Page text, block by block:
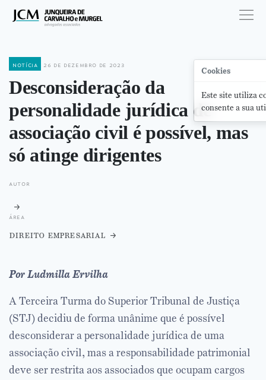
notícia 26 de dezembro de 2023
Desconsideração da
personalidade jurídica de
associação civil é possível, mas
só atinge dirigentes
autor
área
direito empresarial
Por Ludmilla Ervilha
A Terceira Turma do Superior Tribunal de Justiça
(STJ) decidiu de forma unânime que é possível
desconsiderar a personalidade jurídica de uma
associação civil, mas a responsabilidade patrimonial
deve ser restrita aos associados que ocupam cargos
Cookies
Este site utiliza
consente a sua